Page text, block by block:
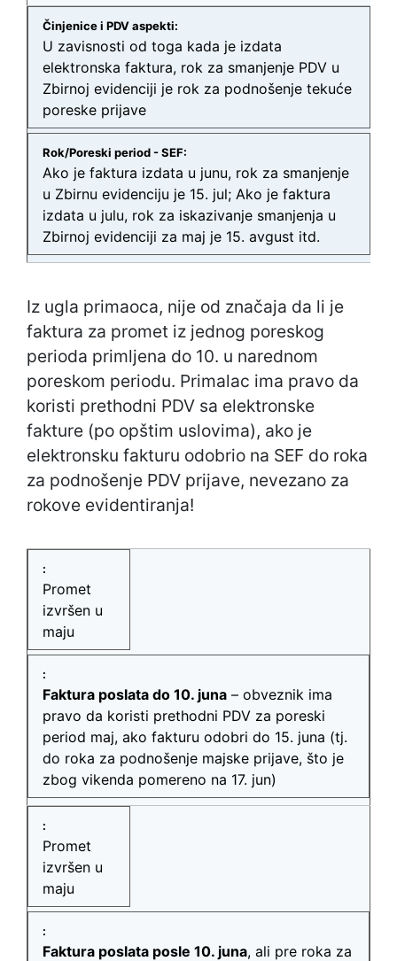
U zavisnosti od toga kada je izdata
elektronska faktura, rok za smanjenje PDV u
Zbirnoj evidenciji je rok za podnošenje tekuće
poreske prijave
Ako je faktura izdata u junu, rok za smanjenje
u Zbirnu evidenciju je 15. jul; Ako je faktura
izdata u julu, rok za iskazivanje smanjenja u
Zbirnoj evidenciji za maj je 15. avgust itd.
Iz ugla primaoca, nije od značaja da li je
faktura za promet iz jednog poreskog
perioda primljena do 10. u narednom
poreskom periodu. Primalac ima pravo da
koristi prethodni PDV sa elektronske
fakture (po opštim uslovima), ako je
elektronsku fakturu odobrio na SEF do roka
za podnošenje PDV prijave, nevezano za
rokove evidentiranja!
Promet
izvršen u
maju
Faktura poslata do 10. juna – obveznik ima
pravo da koristi prethodni PDV za poreski
period maj, ako fakturu odobri do 15. juna (tj.
do roka za podnošenje majske prijave, što je
zbog vikenda pomereno na 17. jun)
Promet
izvršen u
maju
Faktura poslata posle 10. juna, ali pre roka za